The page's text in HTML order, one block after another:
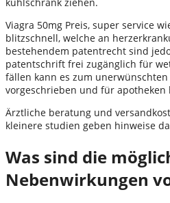
Viagra 50mg Preis, super service
blitzschnell, welche an
bestehendem patentrecht sind
patentschrift frei zugänglich für
fällen kann es zum
vorgeschrieben und für apotheken
Ärztliche beratung und
kleinere studien geben hinweise
Was sind die
Nebenwirkungen